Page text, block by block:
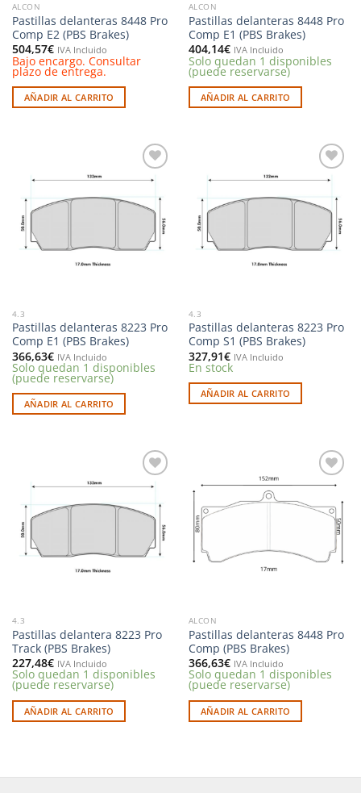
ALCON
Pastillas delanteras 8448 Pro
Comp E2 (PBS Brakes)
504,57€ IVA Incluido
Bajo encargo. Consultar
plazo de entrega.
AÑADIR AL CARRITO
ALCON
Pastillas delanteras 8448 Pro
Comp E1 (PBS Brakes)
404,14€ IVA Incluido
Solo quedan 1 disponibles
(puede reservarse)
AÑADIR AL CARRITO
Añadir
lista de
deseos
4.3
Pastillas delanteras 8223 Pro
Comp E1 (PBS Brakes)
366,63€ IVA Incluido
Solo quedan 1 disponibles
(puede reservarse)
AÑADIR AL CARRITO
Añadir
lista de
deseos
4.3
Pastillas delanteras 8223 Pro
Comp S1 (PBS Brakes)
327,91€ IVA Incluido
En stock
AÑADIR AL CARRITO
Añadir
lista de
deseos
4.3
Pastillas delantera 8223 Pro
Track (PBS Brakes)
227,48€ IVA Incluido
Solo quedan 1 disponibles
(puede reservarse)
AÑADIR AL CARRITO
Añadir
lista de
deseos
ALCON
Pastillas delanteras 8448 Pro
Comp (PBS Brakes)
366,63€ IVA Incluido
Solo quedan 1 disponibles
(puede reservarse)
AÑADIR AL CARRITO